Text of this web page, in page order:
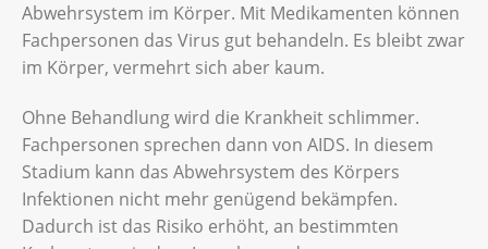
Abwehrsystem im Körper. Mit Medikamenten können
Fachpersonen das Virus gut behandeln. Es bleibt zwar
im Körper, vermehrt sich aber kaum.
Ohne Behandlung wird die Krankheit schlimmer.
Fachpersonen sprechen dann von AIDS. In diesem
Stadium kann das Abwehrsystem des Körpers
Infektionen nicht mehr genügend bekämpfen.
Dadurch ist das Risiko erhöht, an bestimmten